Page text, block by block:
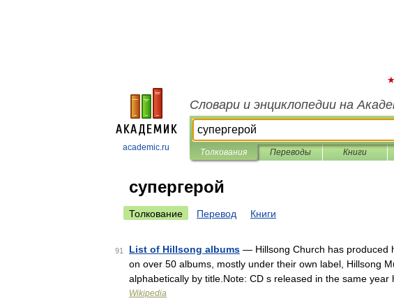
academic.ru
Словари и энциклопедии на
Толкования Переводы Книги
супергерой
Толкование Перевод Книги
91 List of Hillsong albums — Hillsong Church has produced
on over 50 albums, mostly under their own label, Hillsong
alphabetically by title.Note: CD s released in the same year
Wikipedia